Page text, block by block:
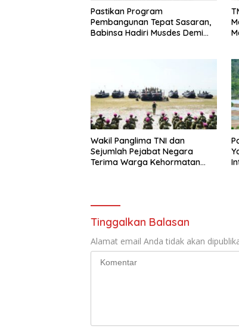
Pastikan Program
Pembangunan Tepat Sasaran,
Babinsa Hadiri Musdes Demi
Wakil Panglima TNI dan
Sejumlah Pejabat Negara
Terima Warga Kehormatan
Tinggalkan Balasan
Alamat email Anda tidak akan